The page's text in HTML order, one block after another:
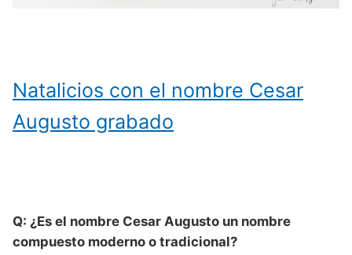
Natalicios con el nombre Cesar
Augusto grabado
Q: ¿Es el nombre Cesar Augusto un nombre
compuesto moderno o tradicional?